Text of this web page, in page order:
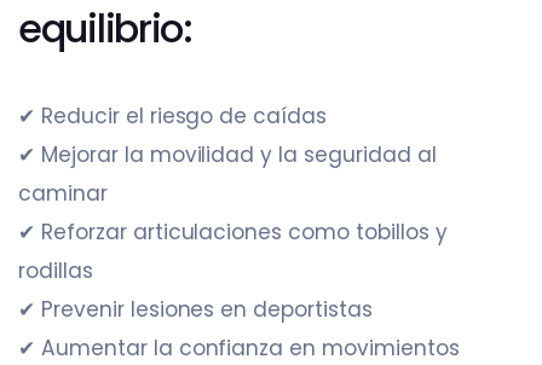
equilibrio:
✔ Reducir el riesgo de caídas
✔ Mejorar la movilidad y la seguridad al
caminar
✔ Reforzar articulaciones como tobillos y
rodillas
✔ Prevenir lesiones en deportistas
✔ Aumentar la confianza en movimientos